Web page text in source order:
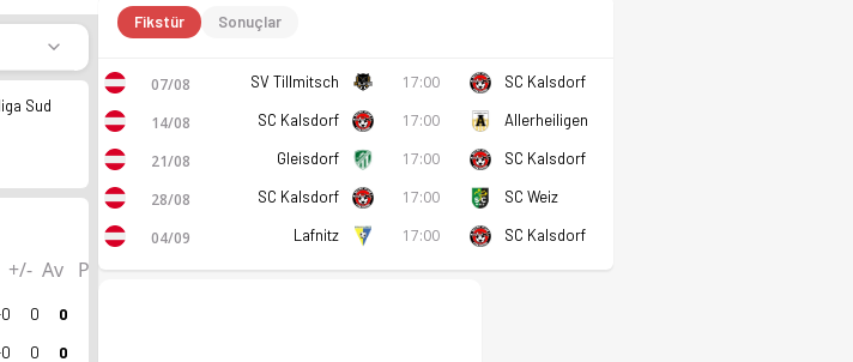
Sud
+/- Av P
0
0
0 0
Fikstür Sonuçlar
07/08 SV Tillmitsch 17:00 SC Kalsdorf
14/08 SC Kalsdorf 17:00 Allerheiligen
21/08 Gleisdorf 17:00 SC Kalsdorf
28/08 SC Kalsdorf 17:00 SC Weiz
04/09 Lafnitz 17:00 SC Kalsdorf